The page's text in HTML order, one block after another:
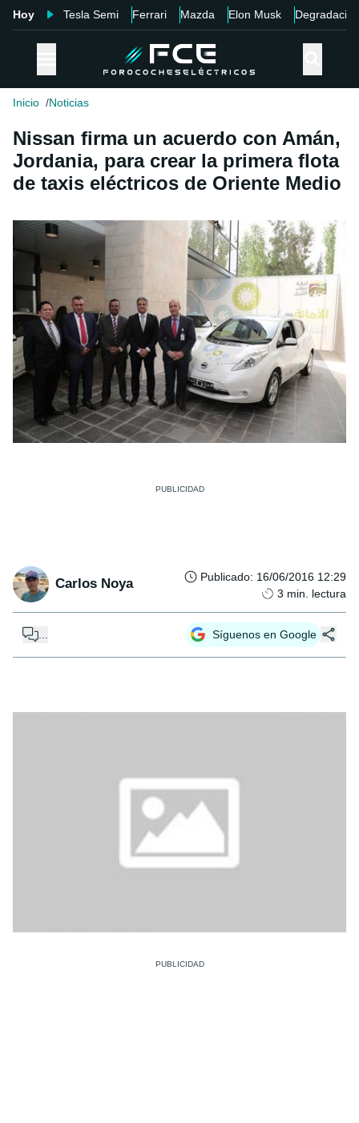
Hoy Tesla Semi Ferrari Mazda Elon Musk Degradación
Inicio Noticias
Nissan firma un acuerdo con Amán,
Jordania, para crear la primera flota
de taxis eléctricos de Oriente Medio
Carlos Noya Publicado: 16/06/2016 12:29
3 min. lectura
Síguenos en Google